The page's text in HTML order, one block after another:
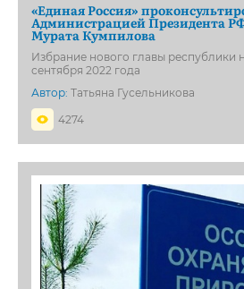
«Единая Россия»
Администрацией Президента
Мурата Кумпилова
Избрание нового главы республики
сентября 2022 года
Автор: Татьяна Гусельникова
4274